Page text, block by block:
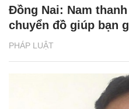
PHÁP LUẬT
Đồng Nai: Nam
chuyển đồ giúp bạn